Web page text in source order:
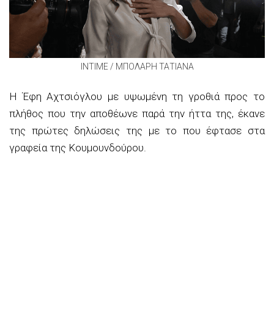
INTIME / ΜΠΟΛΑΡΗ ΤΑΤΙΑΝΑ
Η Έφη Αχτσιόγλου με υψωμένη τη γροθιά προς το
πλήθος που την αποθέωνε παρά την ήττα της, έκανε
της πρώτες δηλώσεις της με το που έφτασε στα
γραφεία της Κουμουνδούρου.